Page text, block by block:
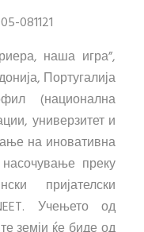
081121
наша игра”,
Португалија
(национална
универзитет и
на иновативна
преку
пријателски
Учењето од